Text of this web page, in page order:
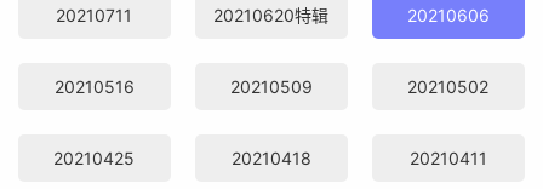
20210711 20210620特辑 20210606
20210516 20210509 20210502
20210425 20210418 20210411